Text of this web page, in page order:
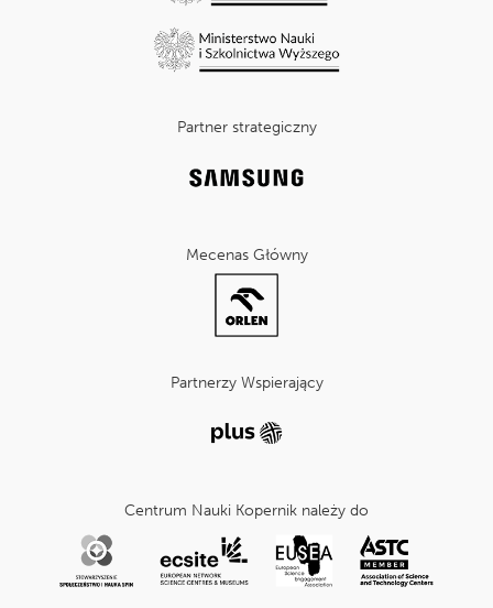
Partner strategiczny
Mecenas Główny
Partnerzy Wspierający
Centrum Nauki Kopernik należy do